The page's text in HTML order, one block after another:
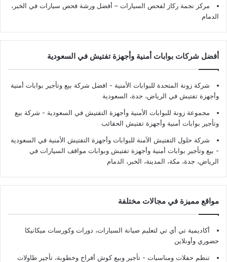
مركز نجمة ركاز لفحص السيارات – أفضل ورشة فحص سيارات في الخبر،
الدمام
أفضل شركات بوابات أمنية وأجهزة تفتيش في السعودية
شركة زونة المتحدة للبوابات الأمنية - افضل شركة بيع وتأجير بوابات أمنية
وأجهزة تفتيش في الرياض، جدة، السعودية
مجموعة زونة للبوابات الأمنية وأجهزة التفتيش في السعودية - شركة بيع
وتأجير بوابات أمنية وأجهزة تفتيش الحقائب
شركة حلول التفتيش الآمنة للبوابات وأجهزة التفتيش الأمنية في السعودية
- بيع وتأجير بوابات أمنية وأجهزة تفتيش وبوابات مواقف السيارات في
الرياض، جدة، مكة، المدينة، الخبر، الدمام
مواقع مميزة في مجالات مختلفة
أكاديمية تي أي تي لتعليم صيانة السيارات، دورات وكورسات ميكانيكا
حضوري وأونلاين
تنظم حفلات ومناسبات - تأجير وبيع كوش أفراح وخطوبة، تأجير طاولات